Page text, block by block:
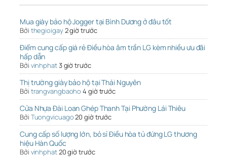
Mua giày bảo hộ Jogger tại Bình Dương ở đâu tốt
Bởi thegioigay2 giờ trước
Điểm cung cấp giá rẻ Điều hòa âm trần LG kèm nhiều ưu đãi
hấp dẫn
Bởi vinhphat3 giờ trước
Thị trường giày bảo hộ tại Thái Nguyên
Bởi trangvangbaoho 4 giờ trước
Cửa Nhựa Đài Loan Ghép Thanh Tại Phường Lái Thiêu
Bởi Tuongvicuago20 giờ trước
Cung cấp số lượng lớn, bỏ sỉ Điều hòa tủ đứng LG thương
hiệu Hàn Quốc
Bởi vinhphat20 giờ trước